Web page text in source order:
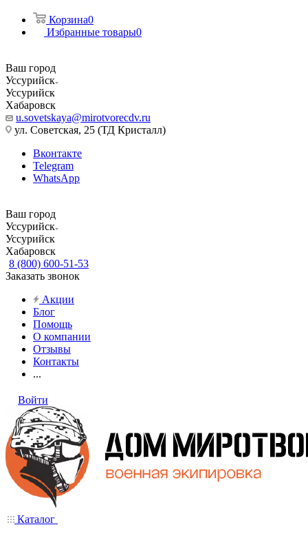
Корзина0
Избранные товары0
Ваш город
Уссурийск
Уссурийск
Хабаровск
u.sovetskaya@mirotvorecdv.ru
ул. Советская, 25 (ТД Кристалл)
Вконтакте
Telegram
WhatsApp
Ваш город
Уссурийск
Уссурийск
Хабаровск
8 (800) 600-51-53
Заказать звонок
Акции
Блог
Помощь
О компании
Отзывы
Контакты
...
Войти
Каталог